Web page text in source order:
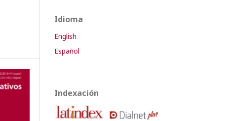
Idioma
English
Español
Indexación